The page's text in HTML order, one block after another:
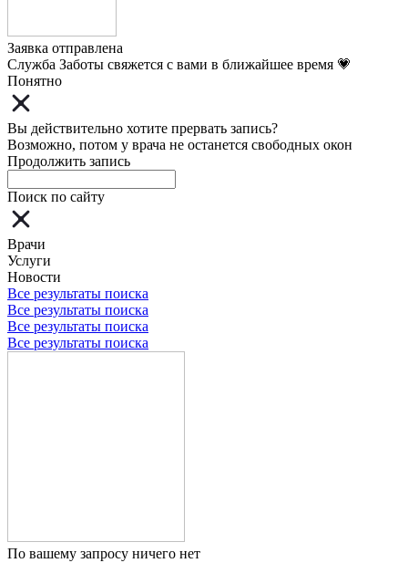
Заявка отправлена
Служба Заботы свяжется с вами в ближайшее время 💗
Понятно
Вы действительно хотите прервать запись?
Возможно, потом у врача не останется свободных окон
Продолжить запись
Поиск по сайту
Врачи
Услуги
Новости
Все результаты поиска
Все результаты поиска
Все результаты поиска
Все результаты поиска
По вашему запросу ничего нет